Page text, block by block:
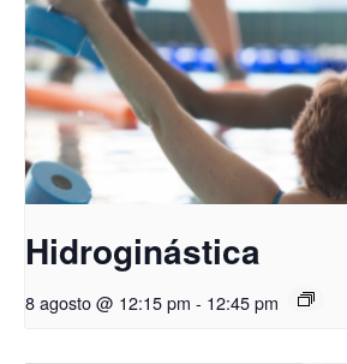
Hidroginástica
8 agosto @ 12:15 pm - 12:45 pm